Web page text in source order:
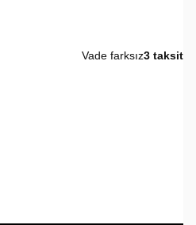
Vade farksız3 taksit